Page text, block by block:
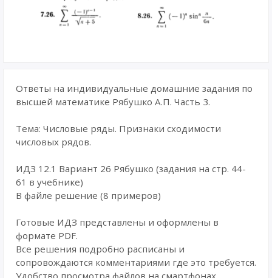
Ответы на индивидуальные домашние задания по
высшей математике Рябушко А.П. Часть 3.
Тема: Числовые ряды. Признаки сходимости
числовых рядов.
ИДЗ 12.1 Вариант 26 Рябушко (задания на стр. 44-
61 в учебнике)
В файле решение (8 примеров)
Готовые ИДЗ представлены и оформлены в
формате PDF.
Все решения подробно расписаны и
сопровождаются комментариями где это требуется.
Удобство просмотра файлов на смартфонах,